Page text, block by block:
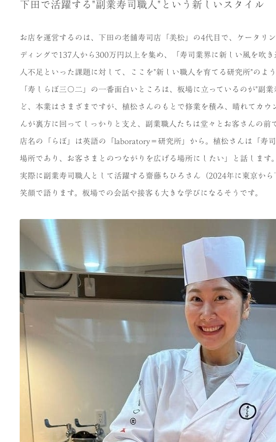
下田で活躍する"副業寿司職人"という新しいスタイル
お店を運営するのは、下田の老舗寿司店「美松」の4代目で、ケータリ
ディングで137人から300万円以上を集め、「寿司業界に新しい風を吹
人不足といった課題に対して、ここを"新しい職人を育てる研究所"のよ
「寿しらぼ三〇二」の一番面白いところは、板場に立っているのが"副
ど、本業はさまざまですが、植松さんのもとで修業を積み、晴れてカ
んが裏方に回ってしっかりと支え、副業職人たちは堂々とお客さんの前
店名の「らぼ」は英語の「laboratory＝研究所」から。植松さんは「寿
場所であり、お客さまとのつながりを広げる場所にしたい」と話します。
実際に副業寿司職人として活躍する齋藤ちひろさん（2024年に東京か
笑顔で語ります。板場での会話や接客も大きな学びになるそうです。